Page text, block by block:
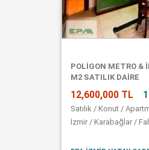
POLİGON METRO &
M2 SATILIK DAİRE
12,600,000 TL
Satılık / Konut /
İzmir / Karabağlar /